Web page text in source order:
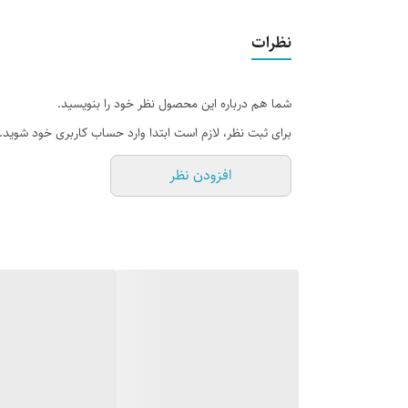
نظرات
شما هم درباره این محصول نظر خود را بنویسید.
برای ثبت نظر، لازم است ابتدا وارد حساب کاربری خود شوید.
افزودن نظر